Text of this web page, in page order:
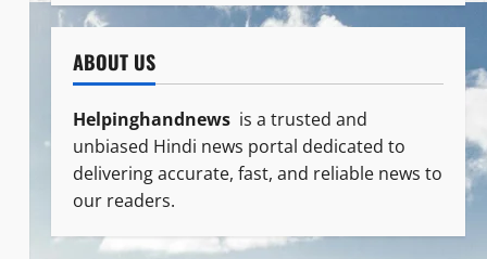
ABOUT US
Helpinghandnews is a trusted and
unbiased Hindi news portal dedicated to
delivering accurate, fast, and reliable news to
our readers.